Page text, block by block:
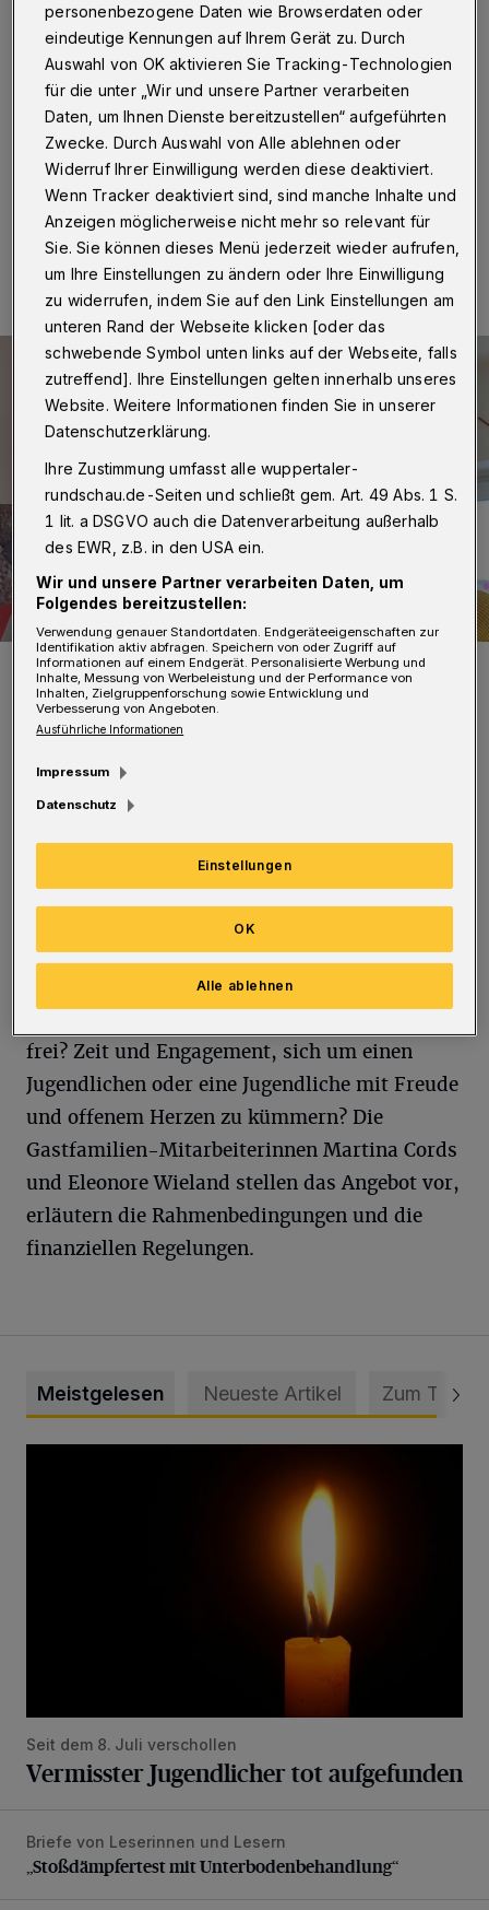
Wuppertal·Der Caritasverband vermittelt in
Kooperation mit dem Jugendamt junge Menschen in
Gastfamilien, die ihnen ein neues Zuhause und
Unterstützung auf dem Weg in ein selbstständiges
Leben geben.
14.11.2023 , 14:30 Uhr Eine Minute Lesezeit
Martina Cords (li.) und Eleonore Wieland sind für die Auswahl,
Qualifizierung und dauerhafte Begleitung der Gastfamilien
zuständig.
Foto: Susanne Bossy
Für Donnerstag (16. November 2023) lädt der
Caritasverband zu einem Informationsabend
in „die börse“ (Wolkenburg 100) ein. Beginn
ist um 19 Uhr.
frei? Zeit und Engagement, sich um einen
Jugendlichen oder eine Jugendliche mit Freude
und offenem Herzen zu kümmern? Die
Gastfamilien-Mitarbeiterinnen Martina Cords
und Eleonore Wieland stellen das Angebot vor,
erläutern die Rahmenbedingungen und die
finanziellen Regelungen.
Meistgelesen Neueste Artikel Zum Thema
Seit dem 8. Juli verschollen
Vermisster Jugendlicher tot aufgefunden
„Stoßdämpfertest mit Unterbodenbehandlung“
Briefe von Leserinnen und Lesern
„Stoßdämpfertest mit Unterbodenbehandlung“
personenbezogene Daten wie Browserdaten oder
eindeutige Kennungen auf Ihrem Gerät zu. Durch
Auswahl von OK aktivieren Sie Tracking-Technologien
für die unter „Wir und unsere Partner verarbeiten
Daten, um Ihnen Dienste bereitzustellen“ aufgeführten
Zwecke. Durch Auswahl von Alle ablehnen oder
Widerruf Ihrer Einwilligung werden diese deaktiviert.
Wenn Tracker deaktiviert sind, sind manche Inhalte und
Anzeigen möglicherweise nicht mehr so relevant für
Sie. Sie können dieses Menü jederzeit wieder aufrufen,
um Ihre Einstellungen zu ändern oder Ihre Einwilligung
zu widerrufen, indem Sie auf den Link Einstellungen am
unteren Rand der Webseite klicken [oder das
schwebende Symbol unten links auf der Webseite, falls
zutreffend]. Ihre Einstellungen gelten innerhalb unseres
Website. Weitere Informationen finden Sie in unserer
Datenschutzerklärung.
Ihre Zustimmung umfasst alle wuppertaler-
rundschau.de-Seiten und schließt gem. Art. 49 Abs. 1 S.
1 lit. a DSGVO auch die Datenverarbeitung außerhalb
des EWR, z.B. in den USA ein.
Wir und unsere Partner verarbeiten Daten, um
Folgendes bereitzustellen:
Verwendung genauer Standortdaten. Endgeräteeigenschaften zur
Identifikation aktiv abfragen. Speichern von oder Zugriff auf
Informationen auf einem Endgerät. Personalisierte Werbung und
Inhalte, Messung von Werbeleistung und der Performance von
Inhalten, Zielgruppenforschung sowie Entwicklung und
Verbesserung von Angeboten.
Ausführliche Informationen
Impressum
Datenschutz
Einstellungen
Alle ablehnen
OK